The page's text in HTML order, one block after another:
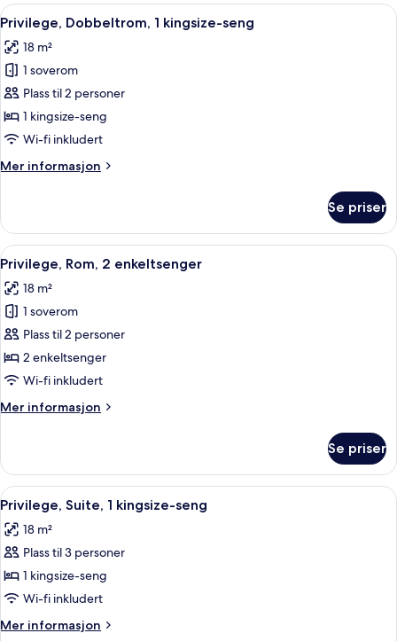
deluxe,
2
enkeltsenger
Åpne
alle
bildene
av
Privilege,
Dobbeltrom,
1
seng
Privilege, Dobbeltrom, 1 kingsize-
10
Privilege, Dobbeltrom, 1 kingsize-seng
18 m²
1 soverom
Plass til 2 personer
1 kingsize-seng
Wi-fi inkludert
Mer informasjon
Mer
Dobbeltrom,
kingsize-
Se priser
Åpne
alle
bildene
av
Privilege,
Rom,
2
Safe på rommet, skrivebord og
5
Privilege, Rom, 2 enkeltsenger
18 m²
1 soverom
Plass til 2 personer
2 enkeltsenger
Wi-fi inkludert
Mer informasjon
Mer
Rom,
enkeltsenger
Se priser
Åpne
alle
bildene
av
Privilege,
Suite,
1
Privilege, Suite, 1 kingsize-seng |
5
Privilege, Suite, 1 kingsize-seng
18 m²
Plass til 3 personer
1 kingsize-seng
Wi-fi inkludert
Mer informasjon
Mer